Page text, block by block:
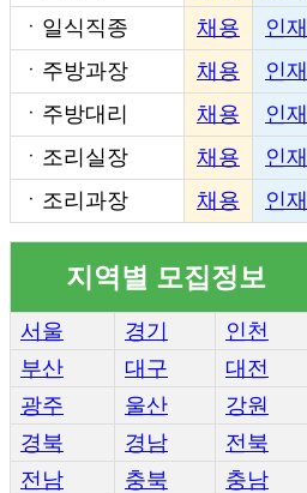
ㆍ 일식직종 채용
인재
ㆍ 주방과장 채용
인재
ㆍ 주방대리 채용
인재
ㆍ 조리실장 채용
인재
ㆍ 조리과장 채용 인재
지역별 모집정보
서울 경기
인천
부산
대구
대전
광주
울산
강원
경북
경남
전북
전남
충북
충남